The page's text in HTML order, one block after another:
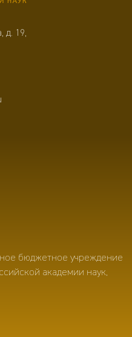
д. 19,
бюджетное учреждение
академии наук,